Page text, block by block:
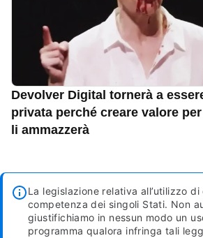
Devolver Digital tornerà a
privata perché creare valore
li ammazzerà
La legislazione relativa all’utilizzo
competenza dei singoli Stati. Non
giustifichiamo in nessun modo un
programma qualora infringa tali